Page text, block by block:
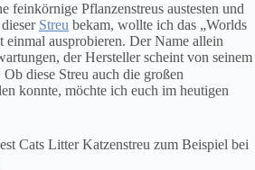
feinkörnige Pflanzenstreus austesten und
Streu bekam, wollte ich das „Worlds
einmal ausprobieren. Der Name allein
der Hersteller scheint von seinem
diese Streu auch die großen
konnte, möchte ich euch im heutigen
Cats Litter Katzenstreu zum Beispiel bei